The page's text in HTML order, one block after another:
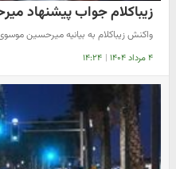
زیباکلام جواب پیشنهاد
واکنش زیباکلام به بیانیه میرحسین
۴ مرداد ۱۴۰۴ | ۱۴:۲۴